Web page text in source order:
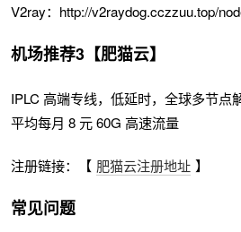
V2ray：http://v2raydog.cczzuu.top/
机场推荐3【肥猫云】
IPLC 高端专线，低延时，全球多节点
平均每月 8 元 60G 高速流量
注册链接：【 肥猫云注册地址 】
常见问题